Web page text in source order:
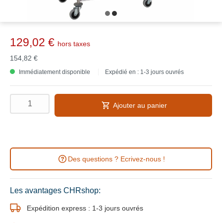
129,02 € hors taxes
154,82 €
Immédiatement disponible Expédié en : 1-3 jours ouvrés
Ajouter au panier
Des questions ? Ecrivez-nous !
Les avantages CHRshop:
Expédition express : 1-3 jours ouvrés